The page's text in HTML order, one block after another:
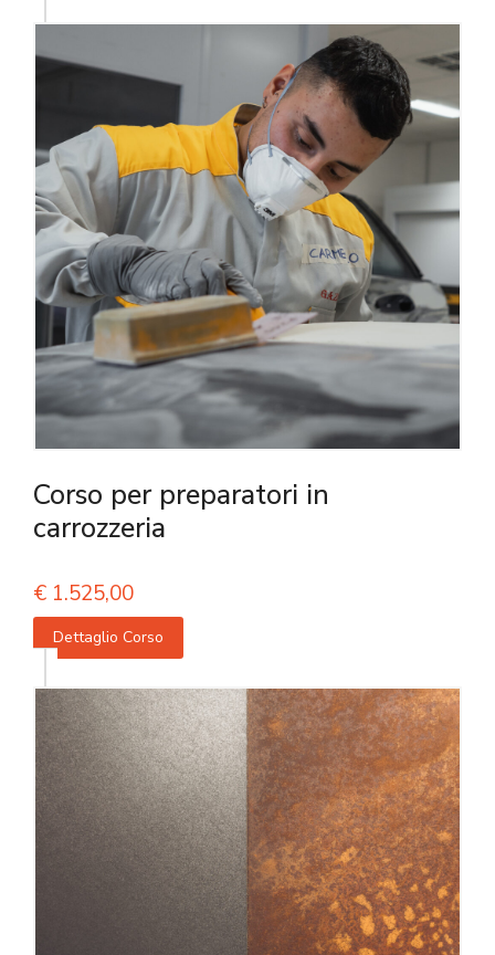
Corso per preparatori in
carrozzeria
€ 1.525,00
Dettaglio Corso